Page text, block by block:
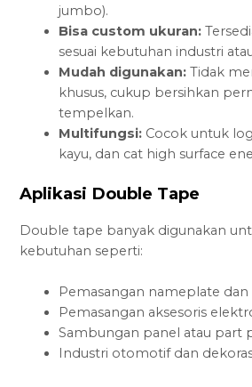
jumbo).
Bisa custom ukuran:
sesuai kebutuhan industri
Mudah digunakan: Tidak
khusus, cukup bersihkan
tempelkan.
Multifungsi: Cocok untuk
kayu, dan cat high surface
Aplikasi Double Tape
Double tape banyak digunakan
kebutuhan seperti:
Pemasangan nameplate
Pemasangan aksesoris
Sambungan panel atau part
Industri otomotif dan